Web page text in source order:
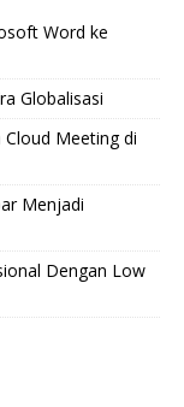
Word ke
Globalisasi
Meeting di
Menjadi
Dengan Low